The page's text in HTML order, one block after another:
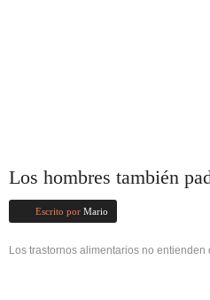
Los hombres también
Escrito por Mario
Los trastornos alimentarios no entienden